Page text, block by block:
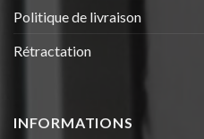
Politique de livraison
Rétractation
INFORMATIONS